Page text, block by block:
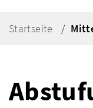
Startseite